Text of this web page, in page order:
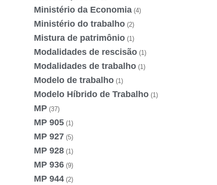
Ministério da Economia (4)
Ministério do trabalho (2)
Mistura de patrimônio (1)
Modalidades de rescisão (1)
Modalidades de trabalho (1)
Modelo de trabalho (1)
Modelo Híbrido de Trabalho (1)
MP (37)
MP 905 (1)
MP 927 (5)
MP 928 (1)
MP 936 (9)
MP 944 (2)